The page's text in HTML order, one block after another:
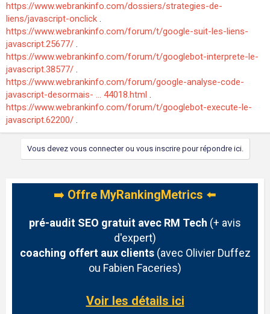
https://www.webrankinfo.com/dossiers/strategies-de-
liens/javascript-onclick .
https://www.webrankinfo.com/forum/t/google-suit-les-liens-
javascript.25677/ .
https://www.webrankinfo.com/forum/t/googlebot-interprete-le-
javascript.38577/ .
https://www.webrankinfo.com/forum/google-analyse-code-
javascript-desormais- ... 44018.html .
https://www.webrankinfo.com/forum/t/googlebot-execute-le-
javascript.62200/ .
Vous devez vous connecter ou vous inscrire pour répondre ici.
➡️ Offre MyRankingMetrics ⬅️
pré-audit SEO gratuit avec RM Tech (+ avis
d'expert)
coaching offert aux clients(avec Olivier Duffez
ou Fabien Faceries)
Voir les détails ici